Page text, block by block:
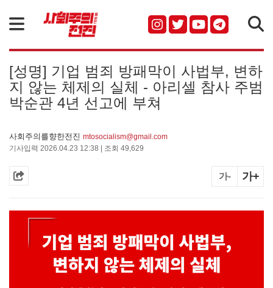
[성명] 기업 범죄 방패막이 사법부, 변하
지 않는 체제의 실체 - 아리셀 참사 주범
박순관 4년 선고에 부쳐
사회주의를향한전진 mtosocialism@gmail.com
기사입력 2026.04.23 12:38 | 조회 49,629
가- 가+